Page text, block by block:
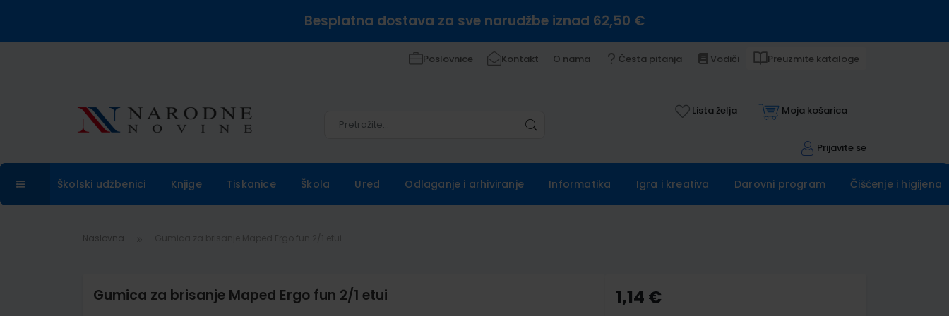
Besplatna dostava za sve narudžbe iznad 62,50 €
Poslovnice Kontakt O nama Česta pitanja Vodiči Preuzmite kataloge
Lista želja Moja košarica
Prijavite se
Školski udžbenici Knjige Tiskanice Škola Ured Odlaganje i arhiviranje Informatika Igra i kreativa Darovni program Čišćenje i higijena
Naslovna
Gumica za brisanje Maped Ergo fun 2/1 etui 1,14 €